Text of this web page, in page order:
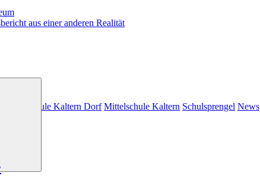
aus einer anderen Realität
Grundschule Kaltern Dorf Mittelschule Kaltern Schulsprengel News